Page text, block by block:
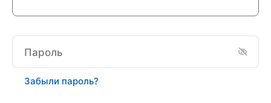
Пароль
Забыли пароль?